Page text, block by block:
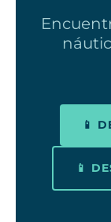
📱
📱